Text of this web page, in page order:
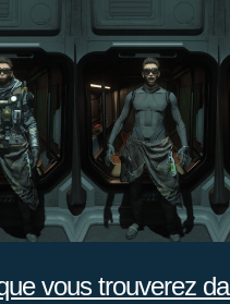
vous trouverez